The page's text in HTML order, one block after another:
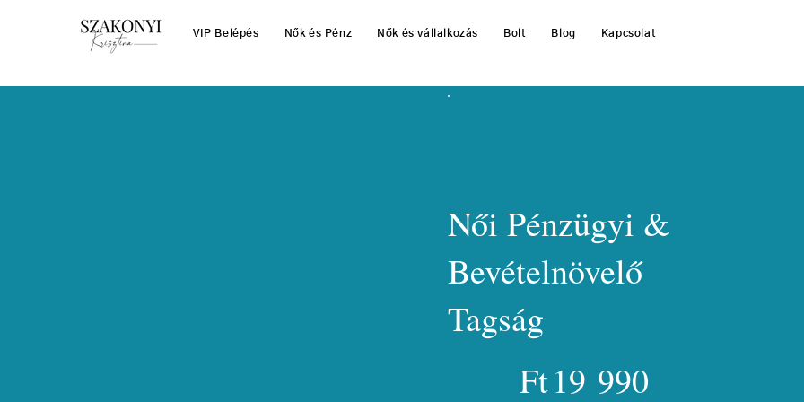
VIP Belépés Nők és Pénz Nők és vállalkozás Bolt Blog Kapcsolat
Női Pénzügyi &
Bevételnövelő
Tagság
Ft19 990